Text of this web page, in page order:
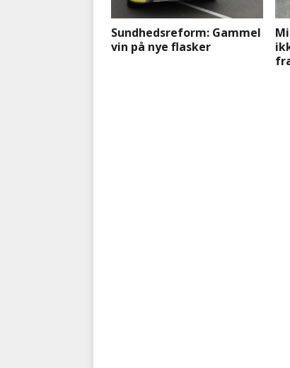
Sundhedsreform: Gammel
vin på nye flasker